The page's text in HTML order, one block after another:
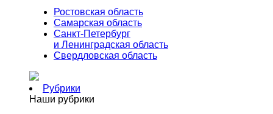
Ростовская область
Самарская область
Санкт-Петербург
и Ленинградская область
Свердловская область
Рубрики
Наши рубрики